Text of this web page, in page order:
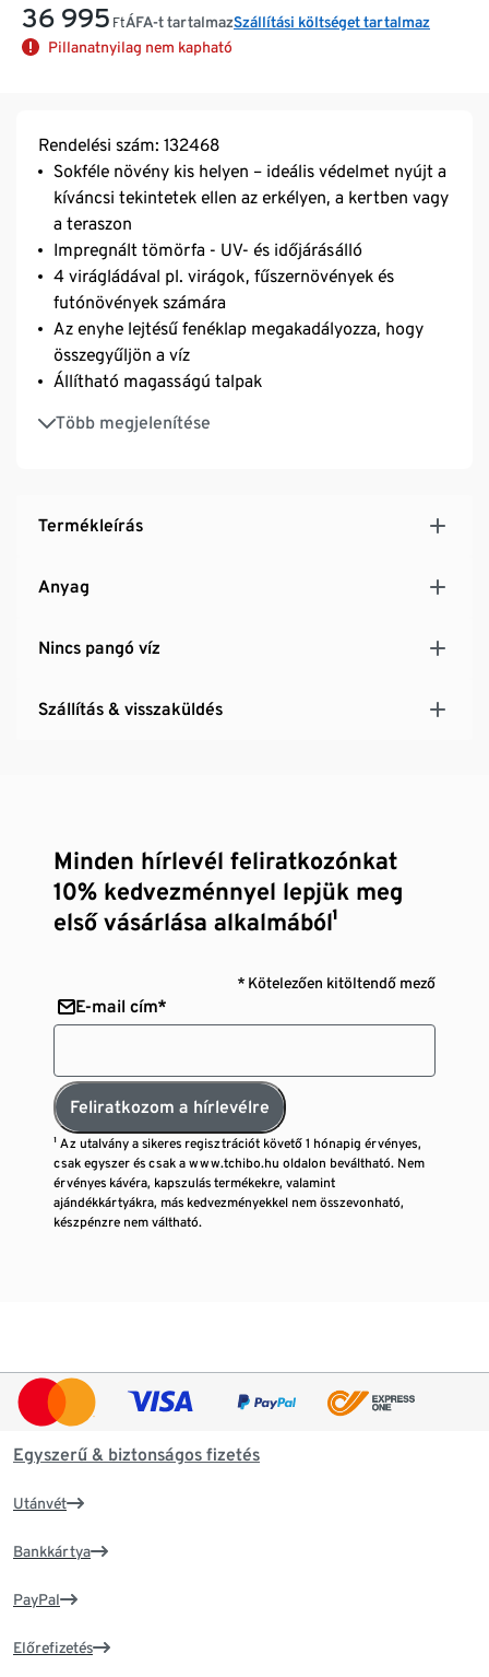
36 995 FtÁFA-t tartalmazSzállítási költséget tartalmaz
Pillanatnyilag nem kapható
Rendelési szám: 132468
Sokféle növény kis helyen – ideális védelmet nyújt a
kíváncsi tekintetek ellen az erkélyen, a kertben vagy
a teraszon
Impregnált tömörfa - UV- és időjárásálló
4 virágládával pl. virágok, fűszernövények és
futónövények számára
Az enyhe lejtésű fenéklap megakadályozza, hogy
összegyűljön a víz
Állítható magasságú talpak
Több megjelenítése
Egyenes vonalú, időtálló kivitelben - ideálisan
kombinálható egyéb kerti bútorokkal
Termékleírás
Anyag
Nincs pangó víz
Szállítás & visszaküldés
Minden hírlevél feliratkozónkat
10% kedvezménnyel lepjük meg
első vásárlása alkalmából¹
* Kötelezően kitöltendő mező
E-mail cím*
Feliratkozom a hírlevélre
¹ Az utalvány a sikeres regisztrációt követő 1 hónapig érvényes,
csak egyszer és csak a www.tchibo.hu oldalon beváltható. Nem
érvényes kávéra, kapszulás termékekre, valamint
ajándékkártyákra, más kedvezményekkel nem összevonható,
készpénzre nem váltható.
Egyszerű & biztonságos fizetés
Utánvét
Bankkártya
PayPal
Előrefizetés